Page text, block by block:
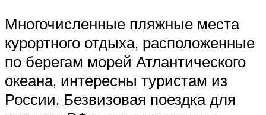
Многочисленные пляжные места
курортного отдыха, расположенные
по берегам морей Атлантического
океана, интересны туристам из
России. Безвизовая поездка для